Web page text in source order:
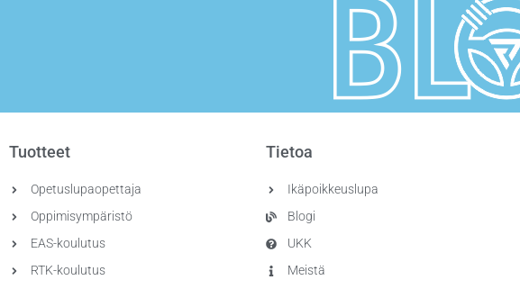
Tuotteet
Opetuslupaopettaja
Oppimisympäristö
EAS-koulutus
RTK-koulutus
Tietoa
Ikäpoikkeuslupa
Blogi
UKK
Meistä